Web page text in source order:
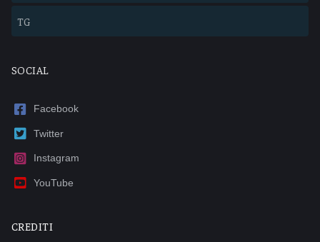
TG
SOCIAL
Facebook
Twitter
Instagram
YouTube
CREDITI